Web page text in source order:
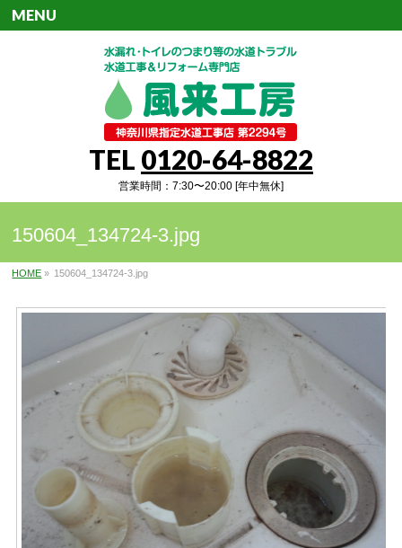
TEL 0120-64-8822
営業時間：7:30〜20:00 [年中無休]
MENU
150604_134724-3.jpg
HOME » 150604_134724-3.jpg